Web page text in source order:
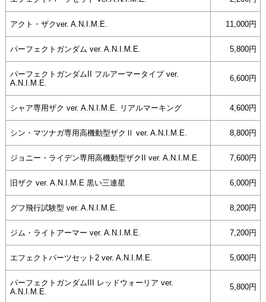
アクト・ザクver. A.N.I.M.E. 11,000円
パーフェクトガンダム ver. A.N.I.M.E. 5,800円
パーフェクトガンダムII フルアーマータイプ ver.
A.N.I.M.E.
6,600円
シャア専用ザク ver. A.N.I.M.E. リアルマーキング 4,600円
シン・マツナガ専用高機動型ザクⅡ ver. A.N.I.M.E. 8,800円
ジョニー・ライデン専用高機動型ザクII ver. A.N.I.M.E. 7,600円
旧ザク ver. A.N.I.M.E 黒い三連星 6,000円
グフ飛行試験型 ver. A.N.I.M.E. 8,200円
ジム・ライトアーマー ver. A.N.I.M.E. 7,200円
エフェクトパーツセット2 ver. A.N.I.M.E. 5,000円
パーフェクトガンダムIII レッドウォーリア ver.
A.N.I.M.E.
5,800円